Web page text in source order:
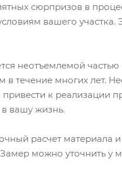
сюрпризов в
вашего
неотъемлемой
в течение многих лет.
к реализации
вашу жизнь.
расчет
можно уточнить у